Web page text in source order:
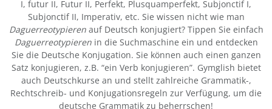
I, futur II, Futur II, Perfekt, Plusquamperfekt, Subjonctif I,
Subjonctif II, Imperativ, etc. Sie wissen nicht wie man
Daguerreotypierenauf Deutsch konjugiert? Tippen Sie einfach
Daguerreotypierenin die Suchmaschine ein und entdecken
Sie die Deutsche Konjugation. Sie können auch einen ganzen
Satz konjugieren, z.B. “ein Verb konjugieren”. Gymglish bietet
auch Deutschkurse an und stellt zahlreiche Grammatik-,
Rechtschreib- und Konjugationsregeln zur Verfügung, um die
deutsche Grammatik zu beherrschen!